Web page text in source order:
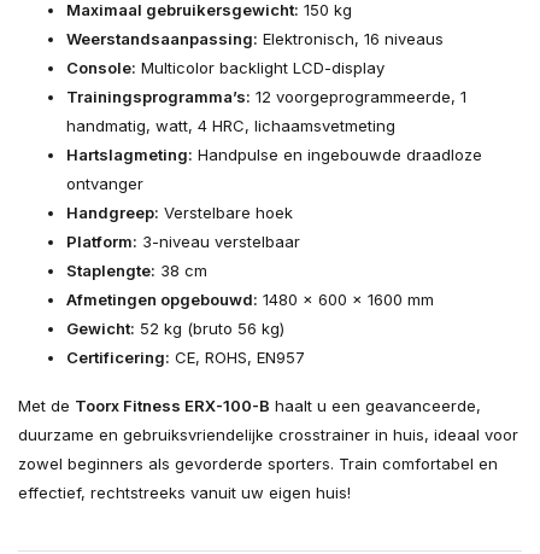
Maximaal gebruikersgewicht: 150 kg
Weerstandsaanpassing: Elektronisch, 16 niveaus
Console: Multicolor backlight LCD-display
Trainingsprogramma’s: 12 voorgeprogrammeerde, 1
handmatig, watt, 4 HRC, lichaamsvetmeting
Hartslagmeting: Handpulse en ingebouwde draadloze
ontvanger
Handgreep: Verstelbare hoek
Platform: 3-niveau verstelbaar
Staplengte: 38 cm
Afmetingen opgebouwd: 1480 x 600 x 1600 mm
Gewicht: 52 kg (bruto 56 kg)
Certificering: CE, ROHS, EN957
Met de Toorx Fitness ERX-100-B haalt u een geavanceerde,
duurzame en gebruiksvriendelijke crosstrainer in huis, ideaal voor
zowel beginners als gevorderde sporters. Train comfortabel en
effectief, rechtstreeks vanuit uw eigen huis!